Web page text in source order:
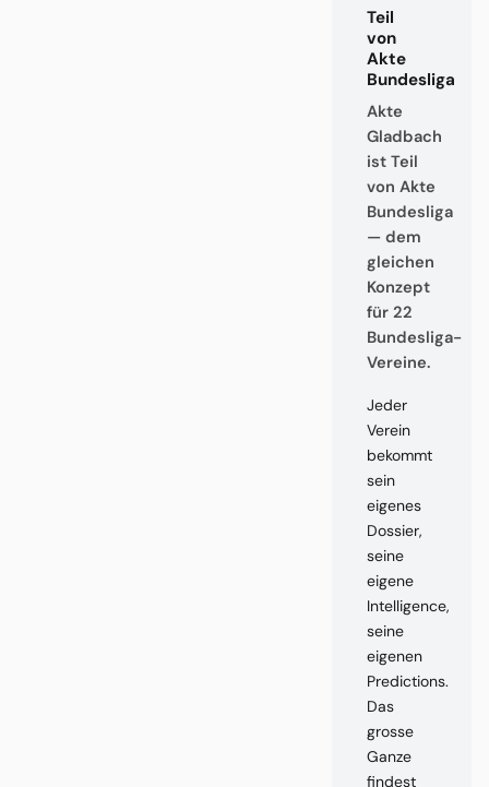
Teil
von
Akte
Bundesliga
Akte
Gladbach
ist Teil
von Akte
Bundesliga
— dem
gleichen
Konzept
für 22
Bundesliga-
Vereine.
Jeder
Verein
bekommt
sein
eigenes
Dossier,
seine
eigene
Intelligence,
seine
eigenen
Predictions.
Das
grosse
Ganze
findest